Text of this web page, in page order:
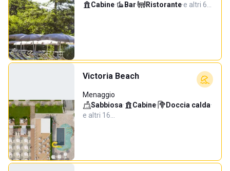
Cabine· Bar· Ristorante·e altri 6…
Victoria Beach
Menaggio
Sabbiosa· Cabine· Doccia calda·
e altri 16…